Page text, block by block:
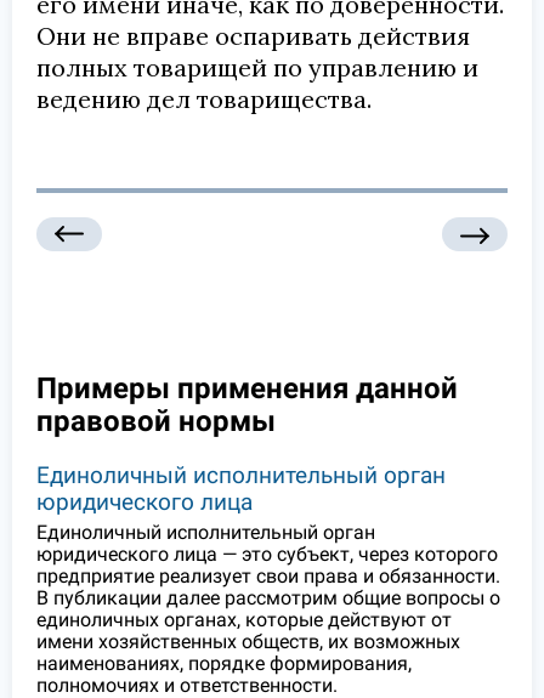
Они не вправе оспаривать действия
полных товарищей по управлению и
ведению дел товарищества.
Примеры применения данной
правовой нормы
Единоличный исполнительный орган
юридического лица
Единоличный исполнительный орган
юридического лица — это субъект, через которого
предприятие реализует свои права и обязанности.
В публикации далее рассмотрим общие вопросы о
единоличных органах, которые действуют от
имени хозяйственных обществ, их возможных
наименованиях, порядке формирования,
полномочиях и ответственности.